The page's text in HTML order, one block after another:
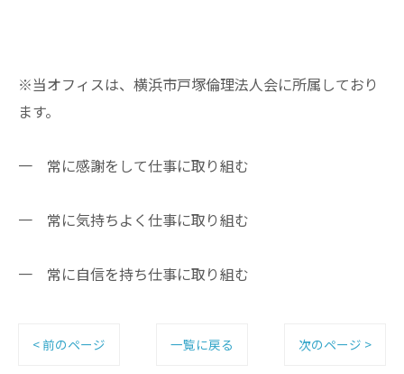
※当オフィスは、横浜市戸塚倫理法人会に所属しており
ます。
一 常に感謝をして仕事に取り組む
一 常に気持ちよく仕事に取り組む
一 常に自信を持ち仕事に取り組む
< 前のページ 一覧に戻る 次のページ >